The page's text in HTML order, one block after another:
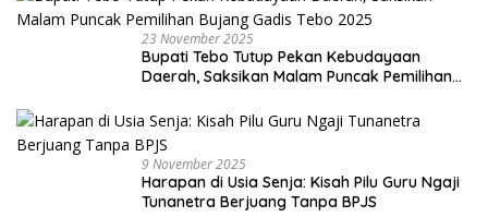
23 November 2025
Bupati Tebo Tutup Pekan Kebudayaan
Daerah, Saksikan Malam Puncak Pemilihan
9 November 2025
Harapan di Usia Senja: Kisah Pilu Guru Ngaji
Tunanetra Berjuang Tanpa BPJS